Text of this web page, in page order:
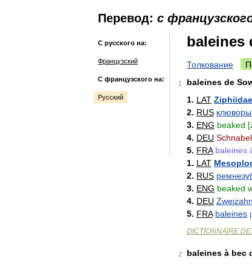
Перевод: с
С русского на:
Французский
С французского на:
Русский
baleines
Толкование
1 baleines de
1. LAT Ziphiidae
2. RUS
3. ENG beaked [
4. DEU
5. FRA baleines
1. LAT
2. RUS
3. ENG beaked
4. DEU
5. FRA baleines
DICTIONNAIRE
2 baleines à bec